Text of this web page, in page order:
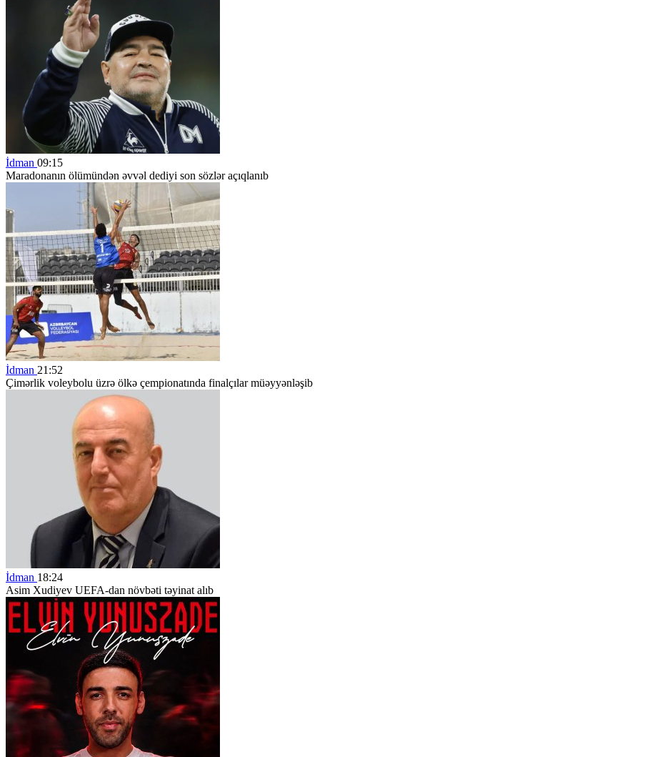
İdman 09:15
Maradonanın ölümündən əvvəl dediyi son sözlər açıqlanıb
İdman 21:52
Çimərlik voleybolu üzrə ölkə çempionatında finalçılar müəyyənləşib
İdman 18:24
Asim Xudiyev UEFA-dan növbəti təyinat alıb